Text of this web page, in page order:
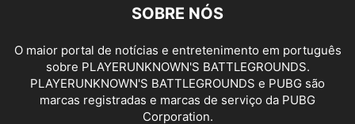
SOBRE NÓS
O maior portal de notícias e entretenimento em português
sobre PLAYERUNKNOWN'S BATTLEGROUNDS.
PLAYERUNKNOWN'S BATTLEGROUNDS e PUBG são
marcas registradas e marcas de serviço da PUBG
Corporation.